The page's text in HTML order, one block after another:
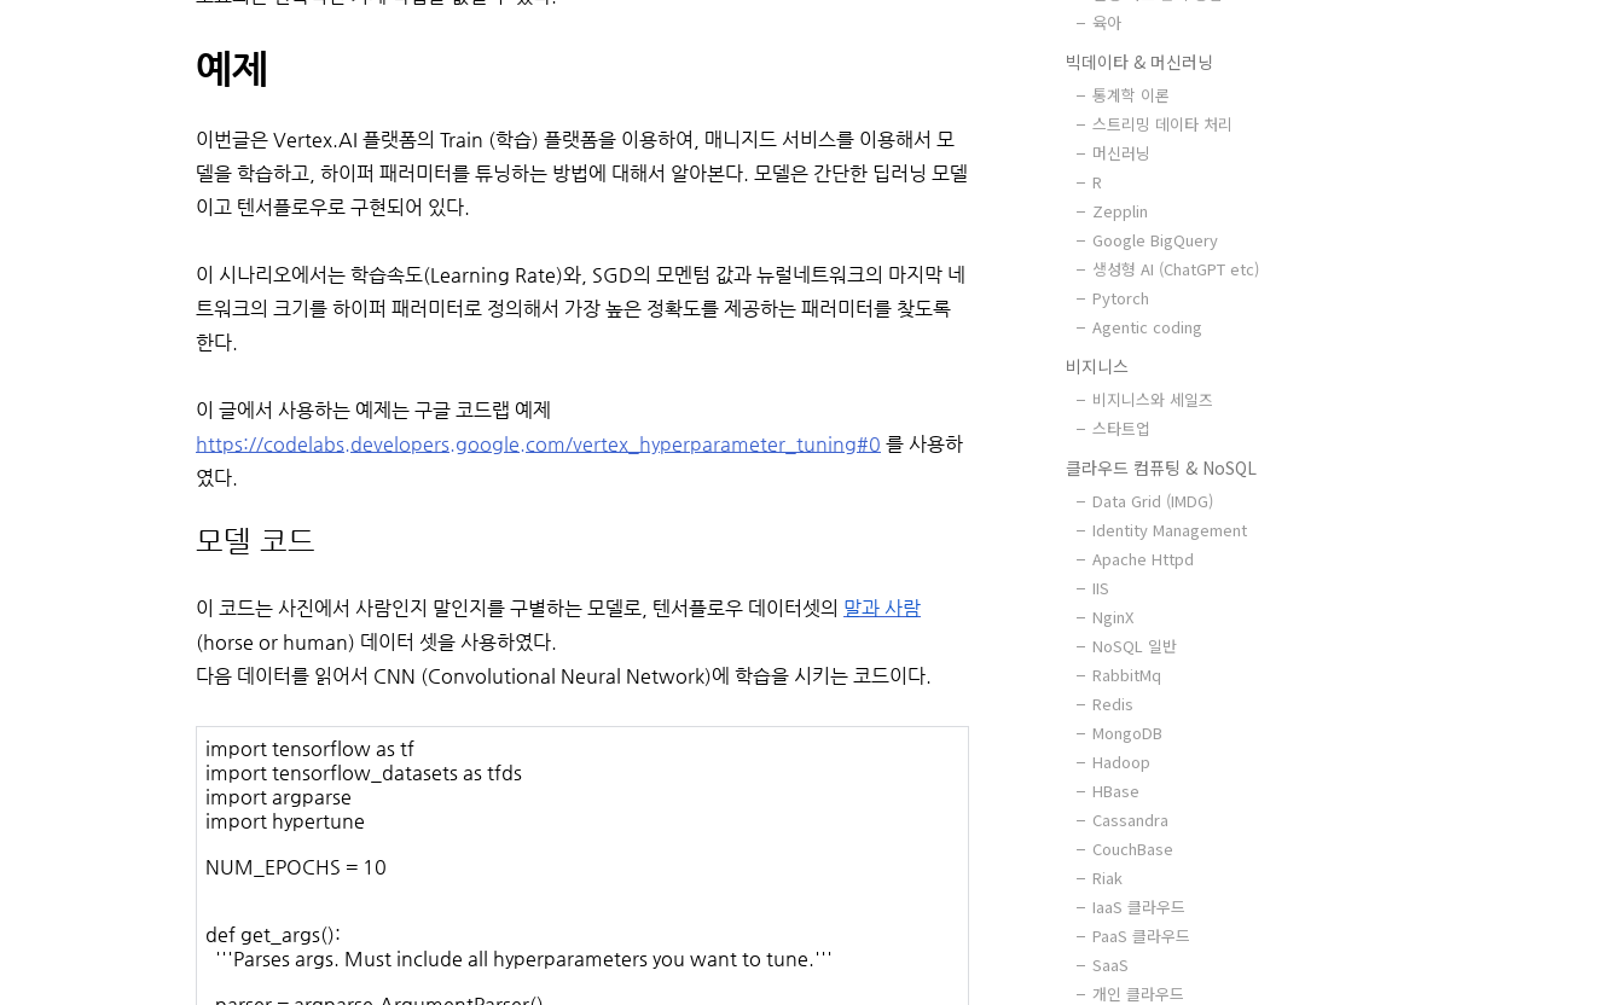
예제
이번글은 Vertex.AI 플랫폼의 Train (학습) 플랫폼을 이용하여, 매니지드 서비스를 이용해서 모
델을 학습하고, 하이퍼 패러미터를 튜닝하는 방법에 대해서 알아본다. 모델은 간단한 딥러닝 모델
이고 텐서플로우로 구현되어 있다.
이 시나리오에서는 학습속도(Learning Rate)와, SGD의 모멘텀 값과 뉴럴네트워크의 마지막 네
트워크의 크기를 하이퍼 패러미터로 정의해서 가장 높은 정확도를 제공하는 패러미터를 찾도록
한다.
이 글에서 사용하는 예제는 구글 코드랩 예제 ​​
https://codelabs.developers.google.com/vertex_hyperparameter_tuning#0 를 사용하
였다.
모델 코드
이 코드는 사진에서 사람인지 말인지를 구별하는 모델로, 텐서플로우 데이터셋의 말과 사람
(horse or human) 데이터 셋을 사용하였다.
다음 데이터를 읽어서 CNN (Convolutional Neural Network)에 학습을 시키는 코드이다.
import tensorflow as tf
import tensorflow_datasets as tfds
import argparse
import hypertune
NUM_EPOCHS = 10
def get_args():
'''Parses args. Must include all hyperparameters you want to tune.'''
육아
빅데이타 & 머신러닝
통계학 이론
스트리밍 데이타 처리
머신러닝
R
Zepplin
Google BigQuery
생성형 AI (ChatGPT etc)
Pytorch
Agentic coding
비지니스
비지니스와 세일즈
스타트업
클라우드 컴퓨팅 & NoSQL
Data Grid (IMDG)
Identity Management
Apache Httpd
IIS
NginX
NoSQL 일반
RabbitMq
Redis
MongoDB
Hadoop
HBase
Cassandra
CouchBase
Riak
IaaS 클라우드
PaaS 클라우드
SaaS
개인 클라우드